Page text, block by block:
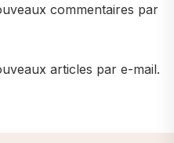
commentaires par
articles par e-mail.